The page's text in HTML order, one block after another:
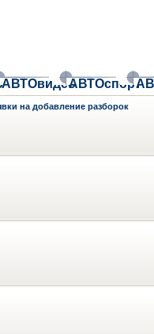
АВТОвидеоАВТОспорт
на добавление разборок